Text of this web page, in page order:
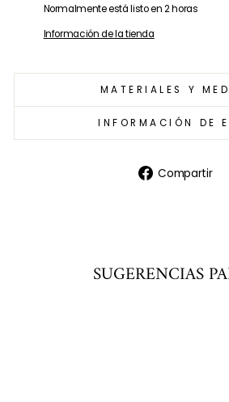
Normalmente está listo en 2 horas
Información de la tienda
MATERIALES Y
INFORMACIÓN DE
Compartir
SUGERENCIAS